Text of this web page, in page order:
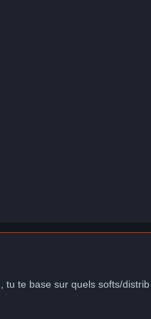
tu te base sur quels softs/